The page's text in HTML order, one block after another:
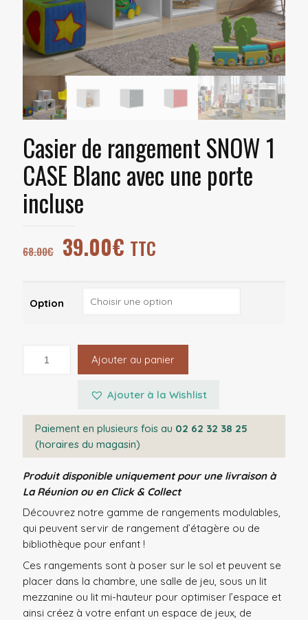
Casier de rangement SNOW 1
CASE Blanc avec une porte
incluse
68.00€ 39.00€ TTC
Produit disponible uniquement pour une livraison à
La Réunion ou en Click & Collect
Découvrez notre gamme de rangements modulables,
qui peuvent servir de rangement d’étagère ou de
bibliothèque pour enfant !
Ces rangements sont à poser sur le sol et peuvent se
placer dans la chambre, une salle de jeu, sous un lit
mezzanine ou lit mi-hauteur pour optimiser l’espace et
ainsi créez à votre enfant un espace de jeux, de
Option
Ajouter au panier
Ajouter à la Wishlist
Paiement en plusieurs fois au 02 62 32 38 25
(horaires du magasin)